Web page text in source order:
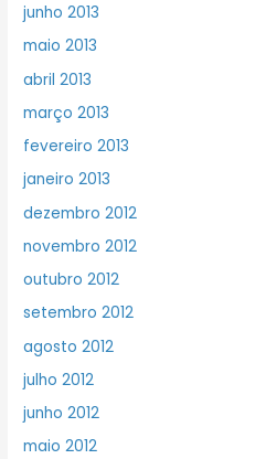
junho 2013
maio 2013
abril 2013
março 2013
fevereiro 2013
janeiro 2013
dezembro 2012
novembro 2012
outubro 2012
setembro 2012
agosto 2012
julho 2012
junho 2012
maio 2012